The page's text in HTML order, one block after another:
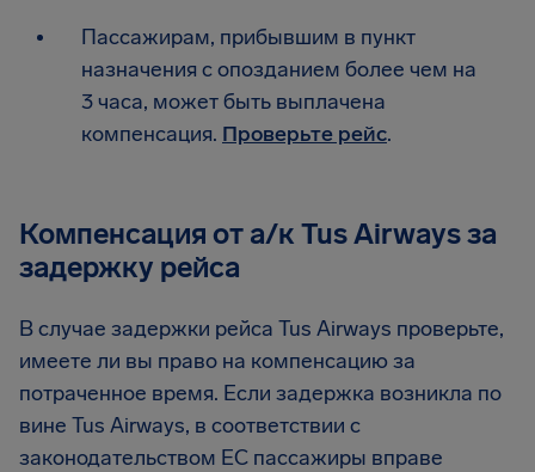
Пассажирам, прибывшим в пункт
назначения с опозданием более чем на
3 часа, может быть выплачена
компенсация. Проверьте рейс.
Компенсация от а/к Tus Airways за
задержку рейса
В случае задержки рейса Tus Airways проверьте,
имеете ли вы право на компенсацию за
потраченное время. Если задержка возникла по
вине Tus Airways, в соответствии с
законодательством ЕС пассажиры вправе